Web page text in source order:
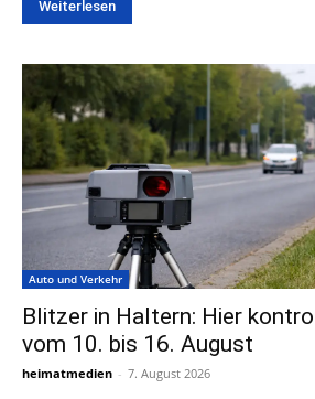
Weiterlesen
Auto und Verkehr
Blitzer in Haltern: Hier
vom 10. bis 16. August
heimatmedien - 7. August 2026